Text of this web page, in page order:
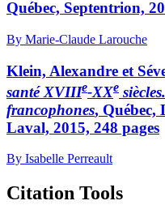
Québec, Septentrion,
By Marie-Claude Larouche
Klein, Alexandre et
santé XVIIIe-XXe
francophones, Québec,
Laval, 2015, 248 pages
By Isabelle Perreault
Citation Tools